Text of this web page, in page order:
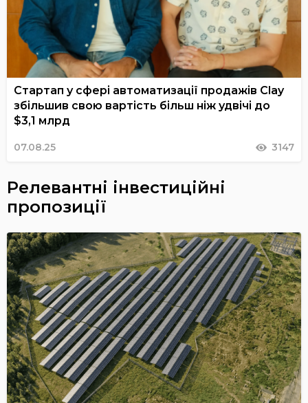
Стартап у сфері автоматизації продажів Clay
збільшив свою вартість більш ніж удвічі до
$3,1 млрд
07.08.25 3147
Релевантні інвестиційні
пропозиції